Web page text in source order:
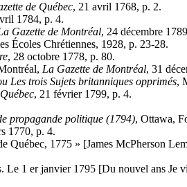
de Québec, 21 avril 1768, p. 2.
1784, p. 4.
Gazette de Montréal, 24 décembre
Écoles Chrétiennes, 1928, p. 23-28.
, 28 octobre 1778, p. 80.
La Gazette de Montréal, 31
Les trois Sujets britanniques opprimés,
, 21 février 1799, p. 4.
propagande politique (1794), Ottawa,
1770, p. 4.
Québec, 1775 » [James McPherson
1 er janvier 1795 [Du nouvel ans Je